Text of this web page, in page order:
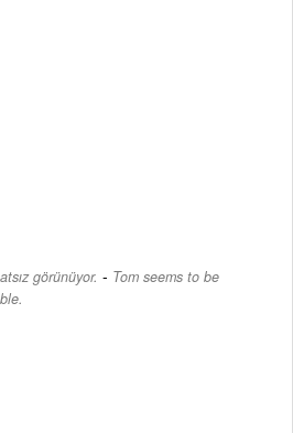
görünüyor. - Tom seems to be